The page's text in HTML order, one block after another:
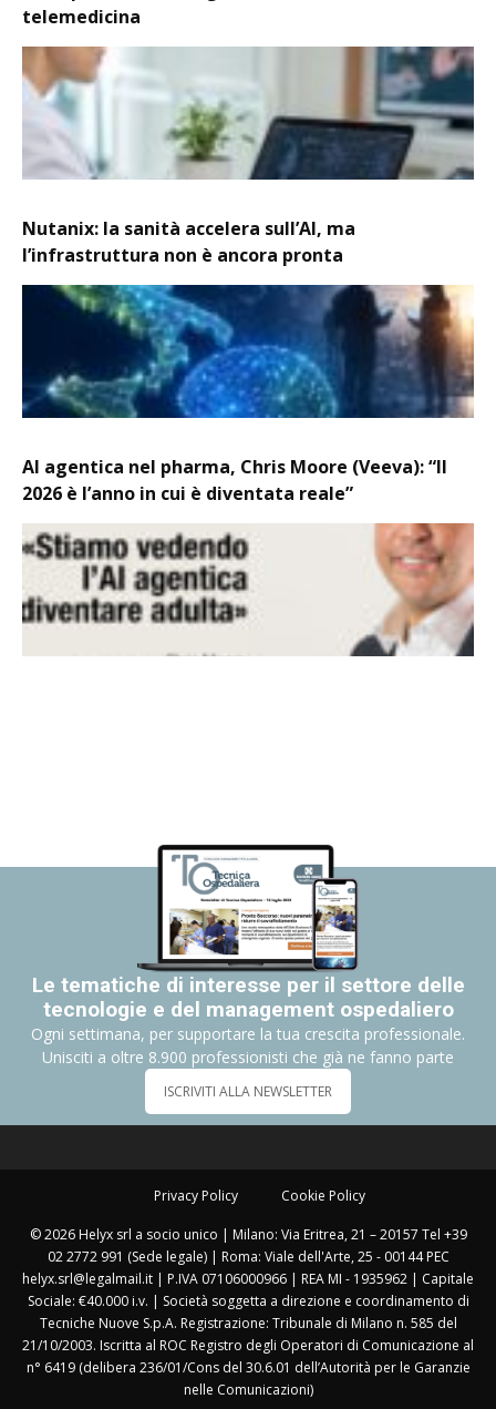
telemedicina
Nutanix: la sanità accelera sull’AI, ma
l’infrastruttura non è ancora pronta
AI agentica nel pharma, Chris Moore (Veeva): “Il
2026 è l’anno in cui è diventata reale”
Le tematiche di interesse per il settore delle
tecnologie e del management ospedaliero
Ogni settimana, per supportare la tua crescita professionale.
Unisciti a oltre 8.900 professionisti che già ne fanno parte
ISCRIVITI ALLA NEWSLETTER
Privacy Policy Cookie Policy
© 2026 Helyx srl a socio unico | Milano: Via Eritrea, 21 – 20157 Tel +39
02 2772 991 (Sede legale) | Roma: Viale dell'Arte, 25 - 00144 PEC
helyx.srl@legalmail.it | P.IVA 07106000966 | REA MI - 1935962 | Capitale
Sociale: €40.000 i.v. | Società soggetta a direzione e coordinamento di
Tecniche Nuove S.p.A. Registrazione: Tribunale di Milano n. 585 del
21/10/2003. Iscritta al ROC Registro degli Operatori di Comunicazione al
n° 6419 (delibera 236/01/Cons del 30.6.01 dell’Autorità per le Garanzie
nelle Comunicazioni)